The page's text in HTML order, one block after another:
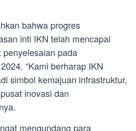
bahwa progres
inti IKN telah mencapai
pada
“Kami berharap IKN
simbol kemajuan infrastruktur,
inovasi dan
mengundang para